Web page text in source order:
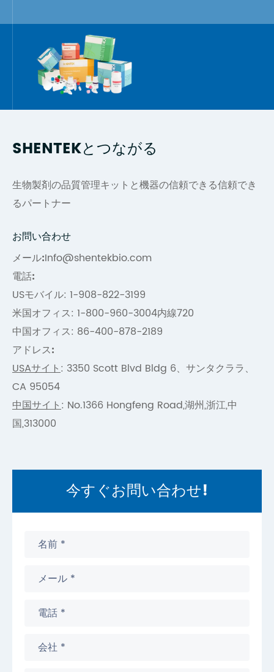
SHENTEKとつながる
生物製剤の品質管理キットと機器の信頼できる信頼でき
るパートナー
お問い合わせ
メール:Info@shentekbio.com
電話:
USモバイル: 1-908-822-3199
米国オフィス: 1-800-960-3004内線720
中国オフィス: 86-400-878-2189
アドレス:
USAサイト: 3350 Scott Blvd Bldg 6、サンタクララ、
CA 95054
中国サイト: No.1366 Hongfeng Road,湖州,浙江,中
国,313000
今すぐお問い合わせ!